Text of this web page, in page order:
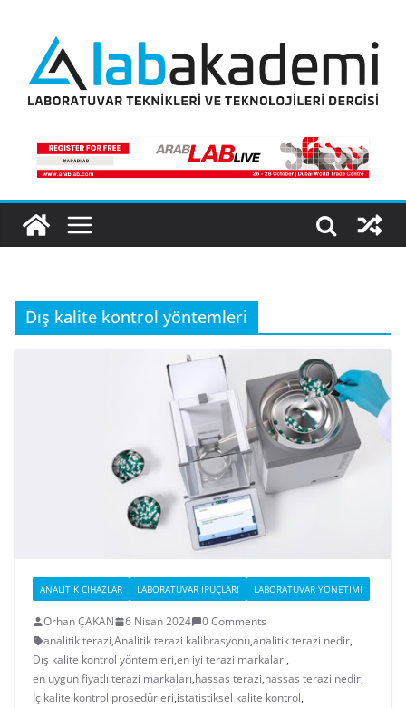
content
Dış kalite kontrol yöntemleri
ANALITIK CIHAZLAR LABORATUVAR İPUÇLARI LABORATUVAR YÖNETIMI
Orhan ÇAKAN 6 Nisan 2024
0 Comments
analitik terazi,Analitik terazi kalibrasyonu,analitik terazi nedir,
Dış kalite kontrol yöntemleri,en iyi terazi markaları,
en uygun fiyatlı terazi markaları,hassas terazi,hassas terazi nedir,
İç kalite kontrol prosedürleri,istatistiksel kalite kontrol,